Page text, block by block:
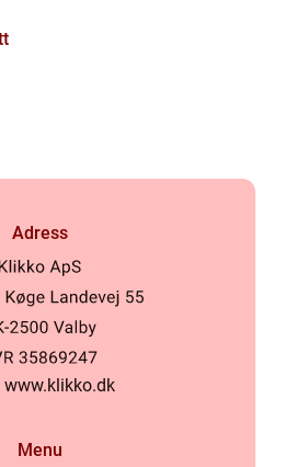
Adress
www.klikko.dk
Menu